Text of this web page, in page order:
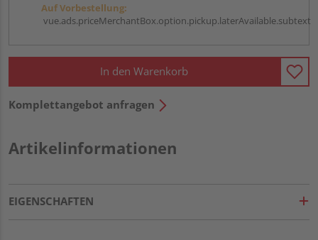
Auf Vorbestellung:
vue.ads.priceMerchantBox.option.pickup.laterAvailable.subtext
In den Warenkorb
Komplettangebot anfragen
Artikelinformationen
EIGENSCHAFTEN